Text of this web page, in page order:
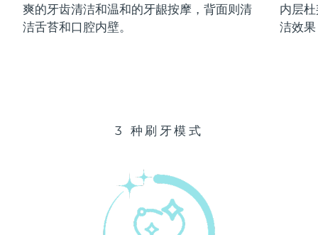
爽的牙齿清洁和温和的牙龈按摩，背面则清
洁舌苔和口腔内壁。
内层
洁效
3 种刷牙模式
哈萨克斯坦 预计送达日期11/08/2026
中国澳门特别行政区 预计送达日期